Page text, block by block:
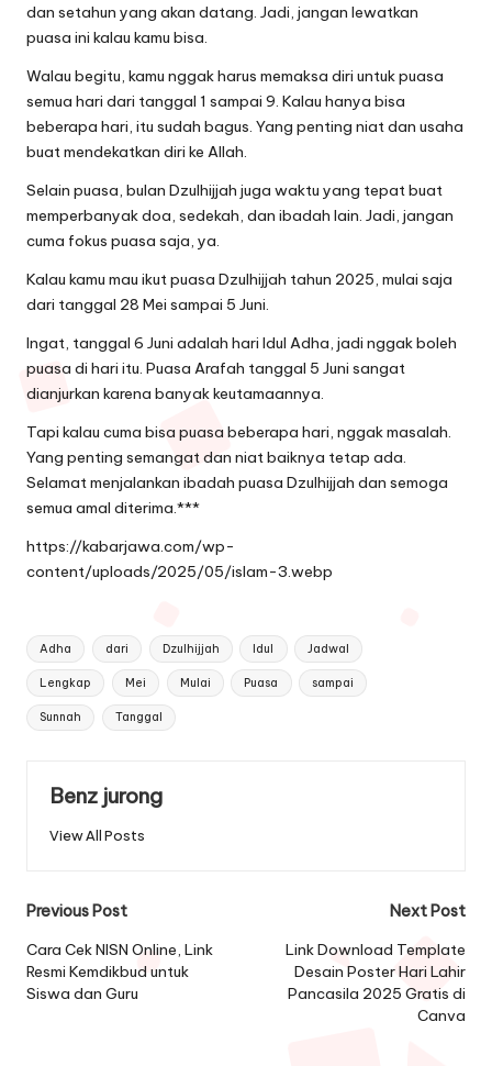
dan setahun yang akan datang. Jadi, jangan lewatkan
puasa ini kalau kamu bisa.
Walau begitu, kamu nggak harus memaksa diri untuk puasa
semua hari dari tanggal 1 sampai 9. Kalau hanya bisa
beberapa hari, itu sudah bagus. Yang penting niat dan usaha
buat mendekatkan diri ke Allah.
Selain puasa, bulan Dzulhijjah juga waktu yang tepat buat
memperbanyak doa, sedekah, dan ibadah lain. Jadi, jangan
cuma fokus puasa saja, ya.
Kalau kamu mau ikut puasa Dzulhijjah tahun 2025, mulai saja
dari tanggal 28 Mei sampai 5 Juni.
Ingat, tanggal 6 Juni adalah hari Idul Adha, jadi nggak boleh
puasa di hari itu. Puasa Arafah tanggal 5 Juni sangat
dianjurkan karena banyak keutamaannya.
Tapi kalau cuma bisa puasa beberapa hari, nggak masalah.
Yang penting semangat dan niat baiknya tetap ada.
Selamat menjalankan ibadah puasa Dzulhijjah dan semoga
semua amal diterima.***
https://kabarjawa.com/wp-
content/uploads/2025/05/islam-3.webp
Tags:
Adha dari Dzulhijjah Idul Jadwal
Lengkap Mei Mulai Puasa sampai
Sunnah Tanggal
Benz jurong
View All Posts
Post
navigation
Previous Post
Cara Cek NISN Online, Link
Resmi Kemdikbud untuk
Siswa dan Guru
Next Post
Link Download Template
Desain Poster Hari Lahir
Pancasila 2025 Gratis di
Canva